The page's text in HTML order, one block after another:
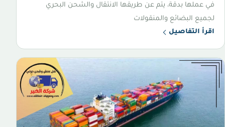
في عملها بدقة، يتم عن طريقها الانتقال والشحن البحري
لجميع البضائع والمنقولات
اقرأ التفاصيل